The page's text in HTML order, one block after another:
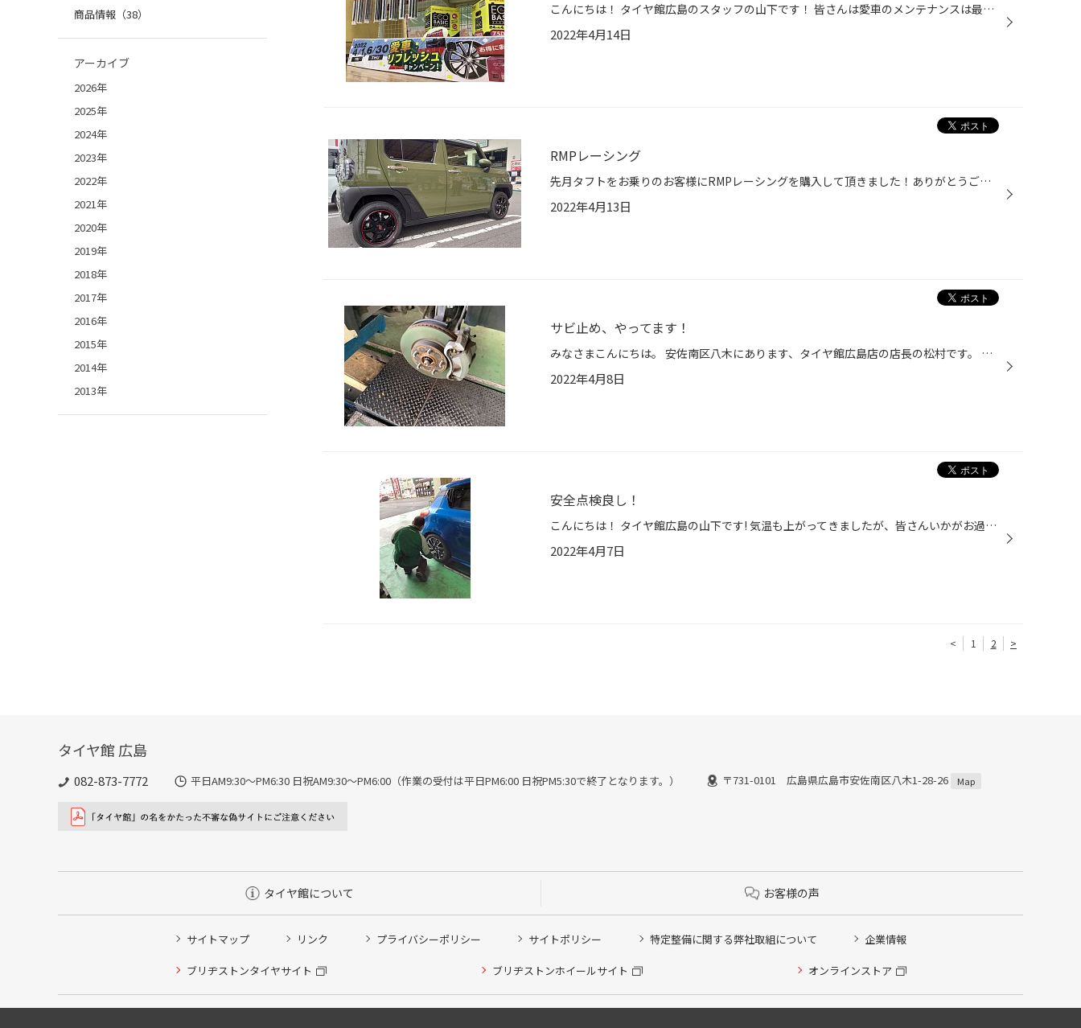
こんにちは！ タイヤ館広島のスタッフの山下です！ 皆さんは愛車のメンテナンスは最近されてますか⁇ そんな、あなたにタイヤ館広島では4/1〜6/30まで 愛車リフレッシュキャンペーンを行なっています！ 長い間、交換されていないエンジンオイル、バッテリー、ワイパーなど お得にまとめて愛車をリフ...
2022年4月14日
RMPレーシング
先月タフトをお乗りのお客様にRMPレーシングを購入して頂きました！ありがとうございます！ RMP R07 15インチです！ オフロードにも似合うようなデザインで素晴らしいですね！ またご来店お待ちしております！
2022年4月13日
サビ止め、やってます！
みなさまこんにちは。 安佐南区八木にあります、タイヤ館広島店の店長の松村です。 みなさま、車体からホイールを外したり、外した所を見たことはありますか？ 多分そんなに見たことはないのではないかと思います。 ホイールを外すとブレーキが見えるのですが、その部分でホイールと合わさる部分が...
2022年4月8日
安全点検良し！
こんにちは！ タイヤ館広島の山下です! 気温も上がってきましたが、皆さんいかがお過ごしですか？ 脱着シーズンも真っ只中ですが、愛車の点検は大丈夫ですか？ タイヤ館広島では、ワイパー、バッテリー、空気圧などいつでも おクルマの安全点検を行なっています! いつでもお気軽にお越しください! 山下
2022年4月7日
< 1 2 >
商品情報（38）
アーカイブ
2026年
2025年
2024年
2023年
2022年
2021年
2020年
2019年
2018年
2017年
2016年
2015年
2014年
2013年
タイヤ館 広島
082-873-7772 平日AM9:30～PM6:30 日祝AM9:30〜PM6:00（作業の受付は平日PM6:00 日祝PM5:30で終了となります。） 〒731-0101 広島県広島市安佐南区八木1-28-26 Map
タイヤ館について お客様の声
サイトマップ リンク プライバシーポリシー サイトポリシー 特定整備に関する弊社取組について 企業情報
ブリヂストンタイヤサイト ブリヂストンホイールサイト オンラインストア